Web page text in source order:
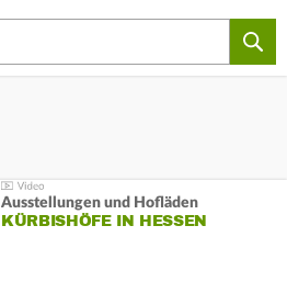
Ausstellungen und Hofläden
KÜRBISHÖFE IN HESSEN